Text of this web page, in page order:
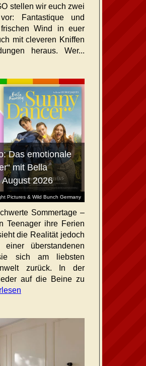
stellen wir euch zwei
Fantastique und
Wind in euer
mit cleveren Kniffen
heraus. Wer...
Pictures & Wild Bunch Germany
Das emotionale
mit Bella
2026
Sommertage –
Teenager ihre Ferien
die Realität jedoch
überstandenen
sich am liebsten
zurück. In der
auf die Beine zu